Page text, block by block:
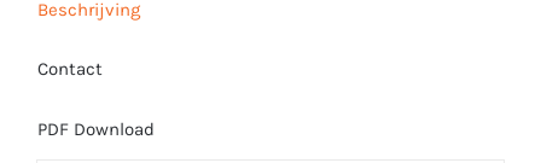
Beschrijving
Contact
PDF Download